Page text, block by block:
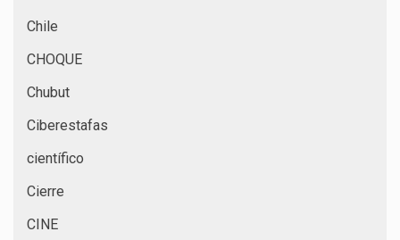
Chile
CHOQUE
Chubut
Ciberestafas
científico
Cierre
CINE